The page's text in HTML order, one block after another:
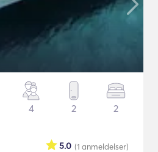
4 2 2
(1 anmeldelser)
5.0